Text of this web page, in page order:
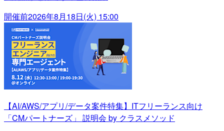
開催前2026年8月18日(火) 15:00
【AI/AWS/アプリ/データ案件特集】ITフリーランス向け
「CMパートナーズ」 説明会 by クラスメソッド